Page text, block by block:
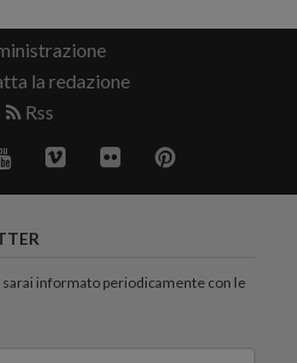
la redazione
Rss
informato periodicamente con le